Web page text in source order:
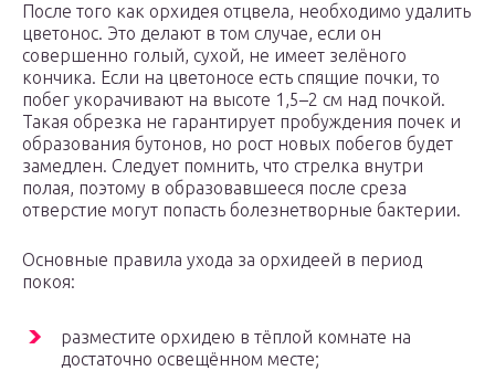
После того как орхидея отцвела, необходимо удалить
цветонос. Это делают в том случае, если он
совершенно голый, сухой, не имеет зелёного
кончика. Если на цветоносе есть спящие почки, то
побег укорачивают на высоте 1,5–2 см над почкой.
Такая обрезка не гарантирует пробуждения почек и
образования бутонов, но рост новых побегов будет
замедлен. Следует помнить, что стрелка внутри
полая, поэтому в образовавшееся после среза
отверстие могут попасть болезнетворные бактерии.
Основные правила ухода за орхидеей в период
покоя:
разместите орхидею в тёплой комнате на
достаточно освещённом месте;